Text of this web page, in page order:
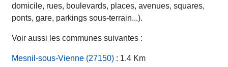
domicile, rues, boulevards, places, avenues, squares,
ponts, gare, parkings sous-terrain...).
Voir aussi les communes suivantes :
Mesnil-sous-Vienne (27150) : 1.4 Km